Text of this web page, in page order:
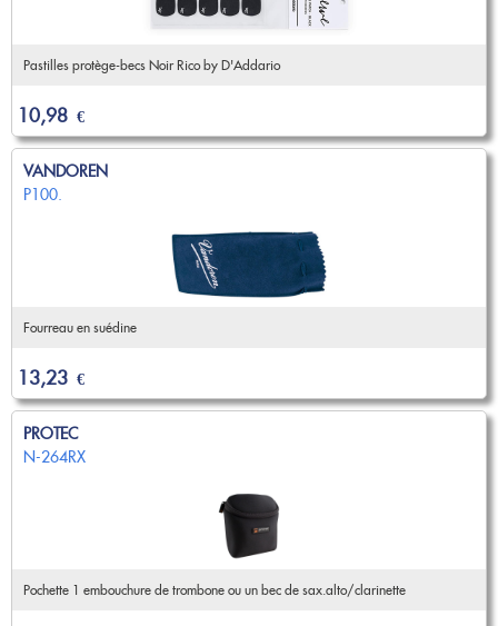
Pastilles protège-becs Noir Rico by D'Addario
10,98 €
VANDOREN
P100.
Fourreau en suédine
13,23 €
PROTEC
N-264RX
Pochette 1 embouchure de trombone ou un bec de sax.alto/clarinette